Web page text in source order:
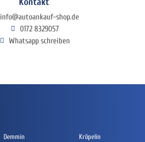
info@autoankauf-shop.de
0172 8329057
Whatsapp schreiben
Demmin Kröpelin